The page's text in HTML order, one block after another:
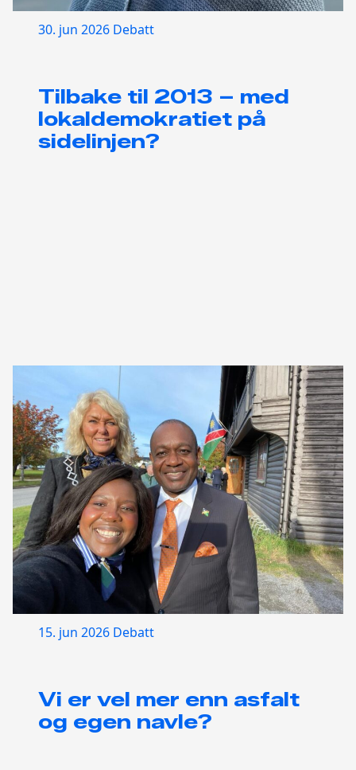
30. jun 2026 Debatt
Tilbake til 2013 – med
lokaldemokratiet på
sidelinjen?
15. jun 2026 Debatt
Vi er vel mer enn asfalt
og egen navle?